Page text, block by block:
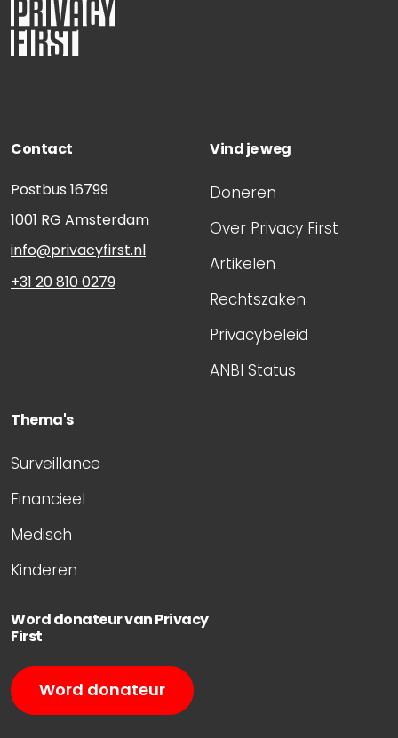
Contact
Postbus 16799
1001 RG Amsterdam
info@privacyfirst.nl
+31 20 810 0279
Vind je weg
Doneren
Over Privacy First
Artikelen
Rechtszaken
Privacybeleid
ANBI Status
Thema's
Surveillance
Financieel
Medisch
Kinderen
Word donateur van Privacy
First
Word donateur